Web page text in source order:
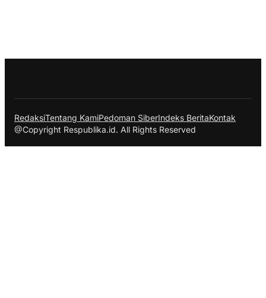
RedaksiTentang KamiPedoman SiberIndeks BeritaKontak
@Copyright Respublika.id. All Rights Reserved